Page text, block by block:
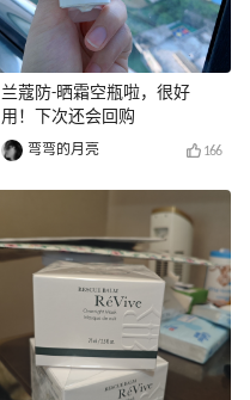
兰蔻防-晒霜空瓶啦，很好
用！下次还会回购
弯弯的月亮 166